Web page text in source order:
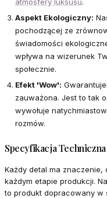
Aspekt Ekologiczny:
pochodzącej ze
świadomości
wpływa na wizerunek
społecznie.
Efekt 'Wow':
zauważona. Jest to tak
wywołuje
rozmów.
Specyfikacja
Każdy detal ma znaczenie,
każdym etapie produkcji.
to produkt dopracowany w